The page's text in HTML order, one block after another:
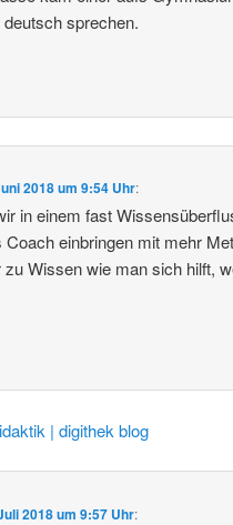
sprechen.
2018 um 9:54 Uhr:
in einem fast
einbringen mit mehr
Wissen wie man sich hilft,
| digithek blog
2018 um 9:57 Uhr: